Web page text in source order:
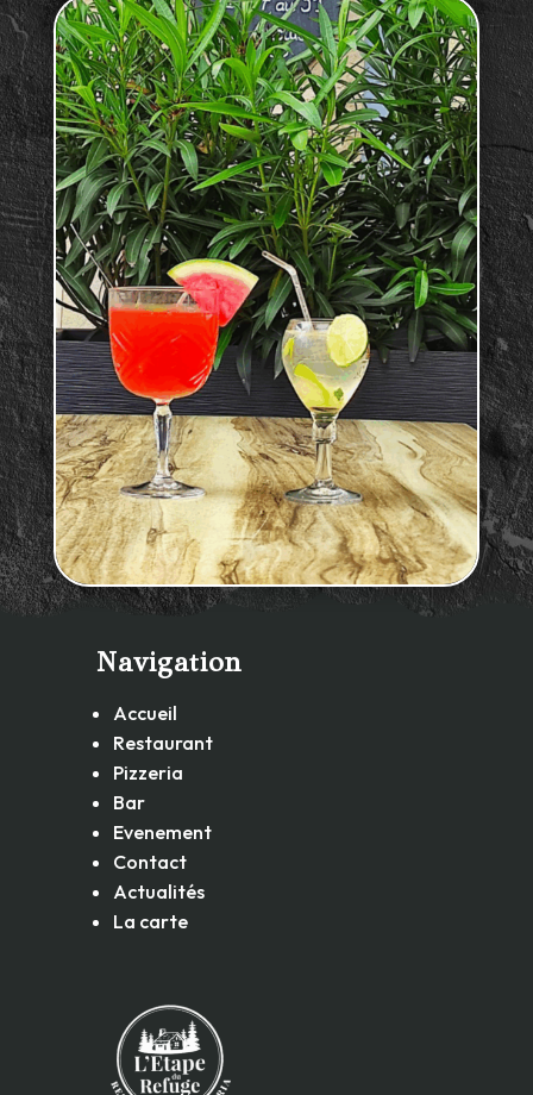
Navigation
Accueil
Restaurant
Pizzeria
Bar
Evenement
Contact
Actualités
La carte